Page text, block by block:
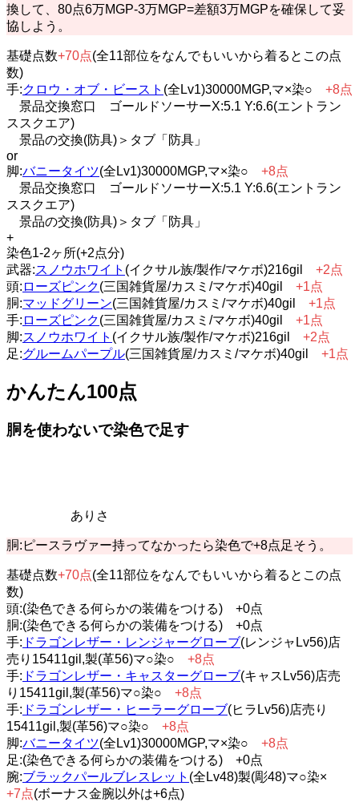
換して、80点6万MGP-3万MGP=差額3万MGPを確保して妥
協しよう。
基礎点数+70点(全11部位をなんでもいいから着るとこの点
数)
手:クロウ・オブ・ビースト (全Lv1)30000MGP,マ×染○ +8点
景品交換窓口 ゴールドソーサーX:5.1 Y:6.6(エントラン
ススクエア)
景品の交換(防具)＞タブ「防具」
or
脚:バニータイツ(全Lv1)30000MGP,マ×染○ +8点
景品交換窓口 ゴールドソーサーX:5.1 Y:6.6(エントラン
ススクエア)
景品の交換(防具)＞タブ「防具」
+
染色1-2ヶ所(+2点分)
武器:スノウホワイト (イクサル族/製作/マケボ)216gil +2点
頭: ローズピンク(三国雑貨屋/カスミ/マケボ)40gil +1点
胴:マッドグリーン(三国雑貨屋/カスミ/マケボ)40gil +1点
手: ローズピンク(三国雑貨屋/カスミ/マケボ)40gil +1点
脚:スノウホワイト (イクサル族/製作/マケボ)216gil +2点
足:グルームパープル(三国雑貨屋/カスミ/マケボ)40gil +1点
かんたん100点
胴を使わないで染色で足す
ありさ
胴:ピースラヴァー持ってなかったら染色で+8点足そう。
基礎点数+70点(全11部位をなんでもいいから着るとこの点
数)
頭:(染色できる何らかの装備をつける) +0点
胴:(染色できる何らかの装備をつける) +0点
手: ドラゴンレザー・レンジャーグローブ(レンジャLv56)店
売り15411gil,製(革56)マ○染○ +8点
手: ドラゴンレザー・キャスターグローブ(キャスLv56)店売
り15411gil,製(革56)マ○染○ +8点
手: ドラゴンレザー・ヒーラーグローブ(ヒラLv56)店売り
15411gil,製(革56)マ○染○ +8点
脚:バニータイツ(全Lv1)30000MGP,マ×染○ +8点
足:(染色できる何らかの装備をつける) +0点
腕:ブラックパールブレスレット (全Lv48)製(彫48)マ○染×
+7点(ボーナス金腕以外は+6点)